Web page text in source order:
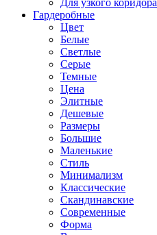
Для узкого коридора
Гардеробные
Цвет
Белые
Светлые
Серые
Темные
Цена
Элитные
Дешевые
Размеры
Большие
Маленькие
Стиль
Минимализм
Классические
Скандинавские
Современные
Форма